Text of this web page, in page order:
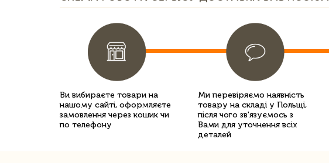
Ви вибираєте товари на
нашому сайті, оформляєте
замовлення через кошик чи
по телефону
Ми перевіряємо наявність
товару на складі у Польщі,
після чого зв'язуємось з
Вами для уточнення всіх
деталей